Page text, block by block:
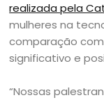
realizada pela
mulheres na
comparação
significativo e
“Nossas